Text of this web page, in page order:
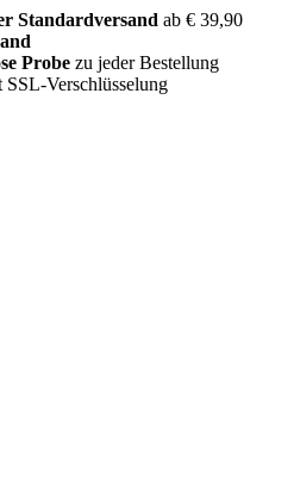
Standardversand ab € 39,90
Probe zu jeder Bestellung
SSL-Verschlüsselung